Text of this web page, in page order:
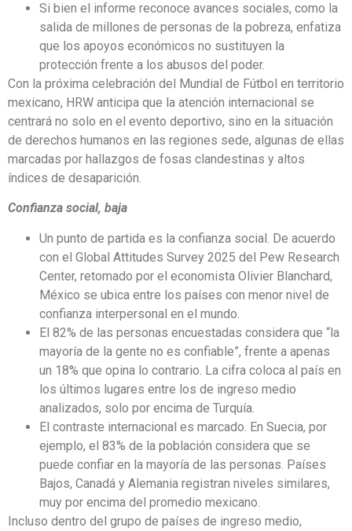
Si bien el informe reconoce avances sociales, como la
salida de millones de personas de la pobreza, enfatiza
que los apoyos económicos no sustituyen la
protección frente a los abusos del poder.
Con la próxima celebración del Mundial de Fútbol en territorio
mexicano, HRW anticipa que la atención internacional se
centrará no solo en el evento deportivo, sino en la situación
de derechos humanos en las regiones sede, algunas de ellas
marcadas por hallazgos de fosas clandestinas y altos
índices de desaparición.
Confianza social, baja
Un punto de partida es la confianza social. De acuerdo
con el Global Attitudes Survey 2025 del Pew Research
Center, retomado por el economista Olivier Blanchard,
México se ubica entre los países con menor nivel de
confianza interpersonal en el mundo.
El 82% de las personas encuestadas considera que “la
mayoría de la gente no es confiable”, frente a apenas
un 18% que opina lo contrario. La cifra coloca al país en
los últimos lugares entre los de ingreso medio
analizados, solo por encima de Turquía.
El contraste internacional es marcado. En Suecia, por
ejemplo, el 83% de la población considera que se
puede confiar en la mayoría de las personas. Países
Bajos, Canadá y Alemania registran niveles similares,
muy por encima del promedio mexicano.
Incluso dentro del grupo de países de ingreso medio,